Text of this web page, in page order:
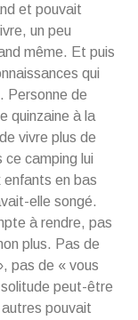
et pouvait
un peu
même. Et puis
qui
Personne de
quinzaine à la
vivre plus de
ce camping lui
en bas
elle songé.
à rendre, pas
plus. Pas de
pas de « vous
peut-être
pouvait